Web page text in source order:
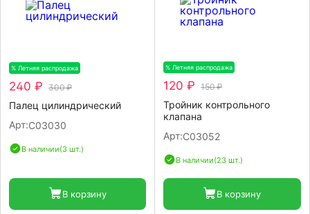
% Летняя распродажа
240 ₽ 300 ₽
Палец цилиндрический
Арт:C03030
В наличии(3 шт.)
В корзину
% Летняя распродажа
120 ₽ 150 ₽
Тройник контрольного
клапана
Арт:C03052
В наличии(23 шт.)
В корзину